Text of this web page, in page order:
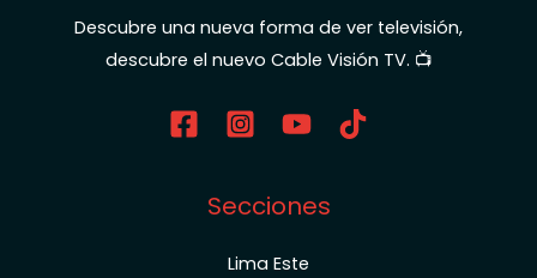
Descubre una nueva forma de ver televisión,
descubre el nuevo Cable Visión TV. 📺
Secciones
Lima Este